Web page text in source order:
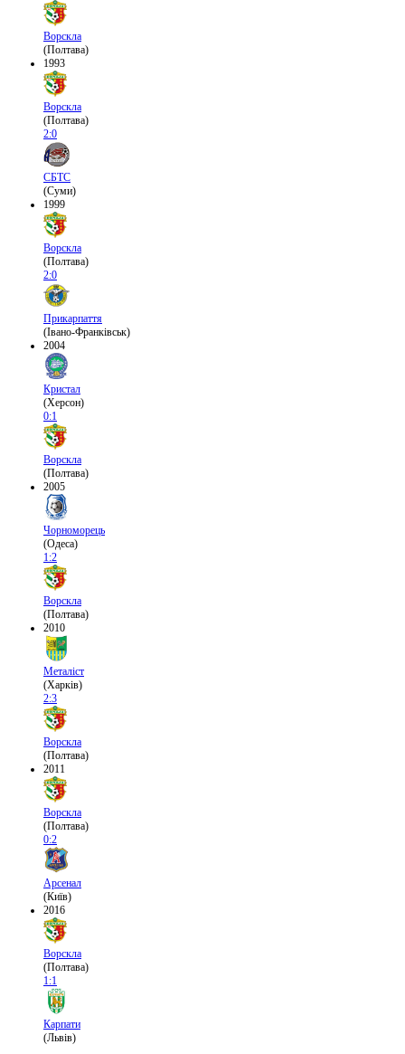
Ворскла
(Полтава)
1993
Ворскла
(Полтава)
2:0
СБТС
(Суми)
1999
Ворскла
(Полтава)
2:0
Прикарпаття
(Івано-Франківськ)
2004
Кристал
(Херсон)
0:1
Ворскла
(Полтава)
2005
Чорноморець
(Одеса)
1:2
Ворскла
(Полтава)
2010
Металіст
(Харків)
2:3
Ворскла
(Полтава)
2011
Ворскла
(Полтава)
0:2
Арсенал
(Київ)
2016
Ворскла
(Полтава)
1:1
Карпати
(Львів)